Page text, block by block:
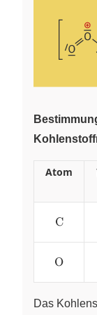
Atom
\ce{C}
C
\ce{O}
O
Das